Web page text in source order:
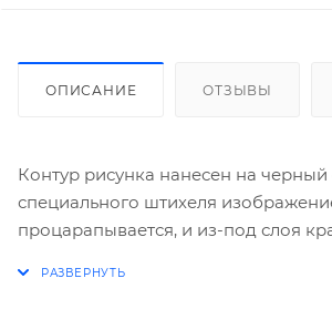
ОПИСАНИЕ ОТЗЫВЫ
Контур рисунка нанесен на
специального штихеля
процарапывается, и из-под слоя